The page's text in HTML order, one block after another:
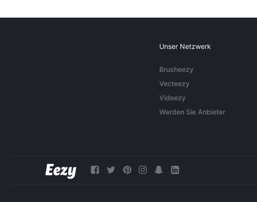
Unser Netzwerk
Brusheezy
Vecteezy
Videezy
Werden Sie Anbieter